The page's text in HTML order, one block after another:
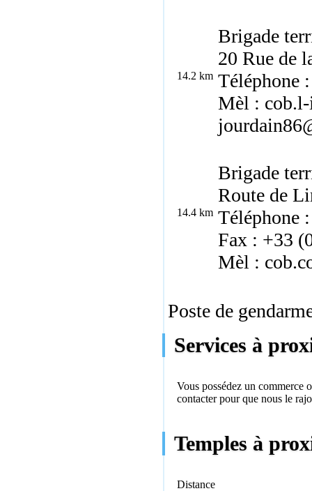
14.2 km
Brigade
20 Rue de
Téléphone
Mèl :
14.4 km
Brigade
Route de
Téléphone
Fax : +33
Mèl :
Poste de
Services à
Vous possédez un commerce
contacterpour que nous le
Temples à
Distance